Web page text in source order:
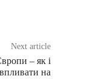
Next article
– як і
на